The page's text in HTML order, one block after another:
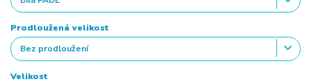
Prodloužená velikost
Velikost